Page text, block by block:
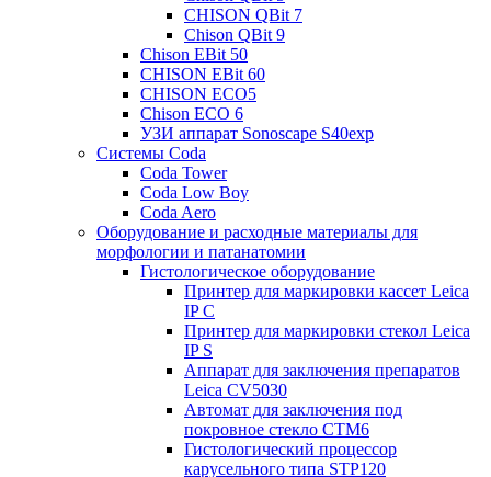
CHISON QBit 7
Chison QBit 9
Chison EBit 50
CHISON EBit 60
CHISON ECO5
Chison ECO 6
УЗИ аппарат Sonoscape S40exp
Системы Coda
Coda Tower
Coda Low Boy
Coda Aero
Оборудование и расходные материалы для
морфологии и патанатомии
Гистологическое оборудование
Принтер для маркировки кассет Leica
IP C
Принтер для маркировки стекол Leica
IP S
Аппарат для заключения препаратов
Leica CV5030
Автомат для заключения под
покровное стекло CTM6
Гистологический процессор
карусельного типа STP120